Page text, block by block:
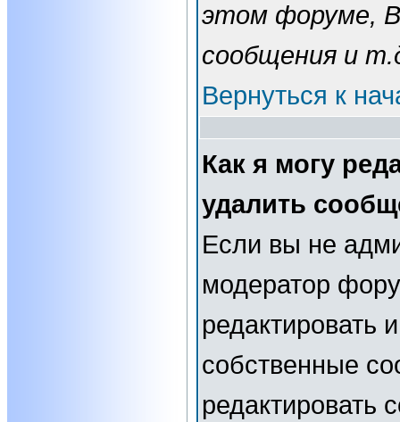
этом форуме,
сообщения и
Вернуться к
Как я могу
удалить
Если вы не
модератор
редактировать
собственные
редактировать